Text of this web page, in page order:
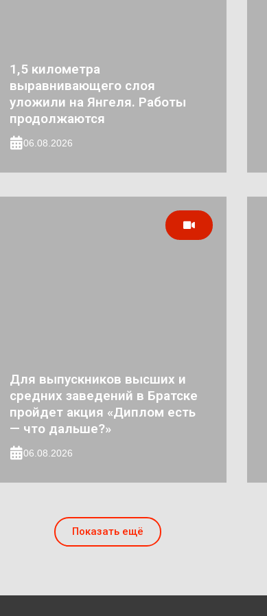
1,5 километра
выравнивающего слоя
уложили на Янгеля. Работы
продолжаются
06.08.2026
Для выпускников высших и
средних заведений в Братске
пройдет акция «Диплом есть
— что дальше?»
06.08.2026
Показать ещё